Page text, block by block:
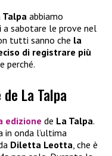
Talpa abbiamo
a sabotare le prove nel
tutti sanno che la
di registrare più
perché.
La Talpa
edizione de La Talpa.
in onda l’ultima
Diletta Leotta , che è